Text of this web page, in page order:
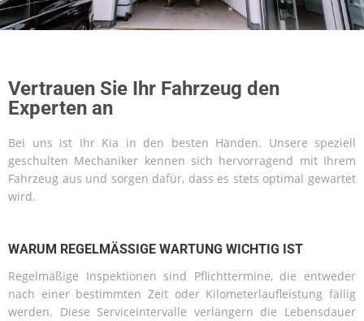
Vertrauen Sie Ihr Fahrzeug den
Experten an
Bei uns ist Ihr Kia in den besten Händen. Unsere speziell
geschulten Mechaniker kennen sich hervorragend mit Ihrem
Fahrzeug aus und sorgen dafür, dass es stets optimal gewartet
wird.
WARUM REGELMÄSSIGE WARTUNG WICHTIG IST
Regelmäßige Inspektionen sind Pflichttermine, die entweder
nach einer bestimmten Zeit oder Kilometerlaufleistung fällig
werden. Diese Serviceintervalle verlängern die Lebensdauer